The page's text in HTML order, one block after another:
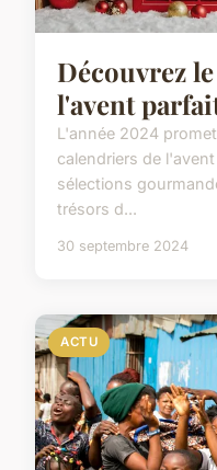
Découvrez
l'avent
L'année 2024
calendriers de
sélections
trésors d...
30 septembre 2024
ACTU